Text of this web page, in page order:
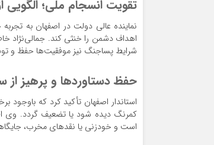
تقویت انسجام ملی؛ الگویی از
اهداف دشمن را خنثی کند. جمالی‌نژاد
شرایط پساجنگ نیز موفقیت‌ها حفظ و
حفظ دستاوردها و پرهیز
استاندار اصفهان تأکید کرد که
کمرنگ دیده شود یا تضعیف گردد. وی
است و خودزنی یا نقدهای مخرب،